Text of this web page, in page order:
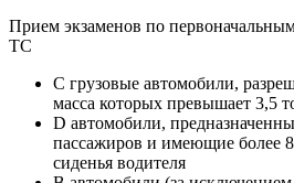
Прием экзаменов по
ТС
C грузовые автомобили,
масса которых превышает 3,5
D автомобили,
пассажиров и имеющие более
сиденья водителя